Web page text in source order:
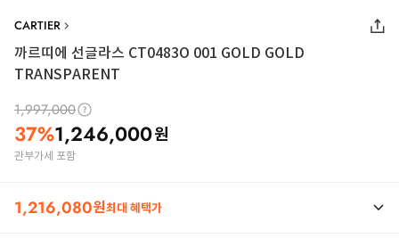
CARTIER
까르띠에 선글라스 CT0483O 001 GOLD GOLD
TRANSPARENT
1,997,000
37%1,246,000원
관부가세 포함
1,216,080원최대 혜택가